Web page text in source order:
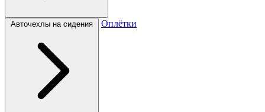
Авточехлы на сидения Оплётки